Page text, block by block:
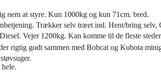
nem at styre. Kun 1000kg og kun 71cm. bred.
Trækker selv træet ind. Hent/bring selv,
Vejer 1200kg. Kan komme til de fleste
rigtig godt sammen med Bobcat og Kubota